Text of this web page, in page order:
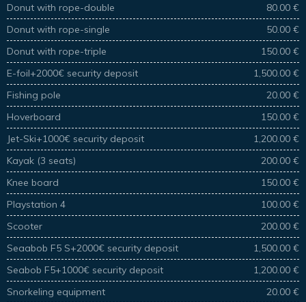
Donut with rope-double
80.00 €
Donut with rope-single
50.00 €
Donut with rope-triple
150.00 €
E-foil+2000€ security deposit
1,500.00 €
Fishing pole
20.00 €
Hoverboard
150.00 €
Jet-Ski+1000€ security deposit
1,200.00 €
Kayak (3 seats)
200.00 €
Knee board
150.00 €
Playstation 4
100.00 €
Scooter
200.00 €
Seaabob F5 S+2000€ security deposit
1,500.00 €
Seabob F5+1000€ security deposit
1,200.00 €
Snorkeling equipment
20.00 €